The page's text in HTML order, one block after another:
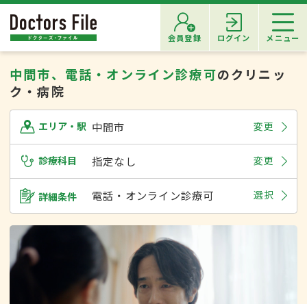
会員登録 ログイン メニュー
中間市、電話・オンライン診療可のクリニッ
ク・病院
エリア・駅 中間市 変更
診療科目 指定なし 変更
詳細条件 電話・オンライン診療可 選択